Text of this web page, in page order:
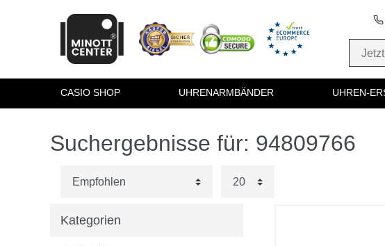
CASIO SHOP UHRENARMBÄNDER UHREN-
Suchergebnisse für: 94809766
Kategorien